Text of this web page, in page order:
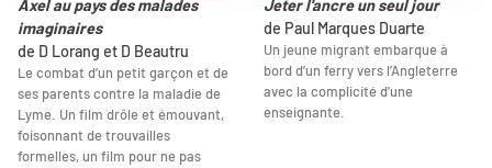
Axel au pays des malades
imaginaires
de D Lorang et D Beautru
Le combat d’un petit garçon et de
ses parents contre la maladie de
Lyme. Un film drôle et émouvant,
foisonnant de trouvailles
formelles, un film pour ne pas
Jeter l'ancre un seul jour
de Paul Marques Duarte
Un jeune migrant embarque à
bord d’un ferry vers l’Angleterre
avec la complicité d'une
enseignante.